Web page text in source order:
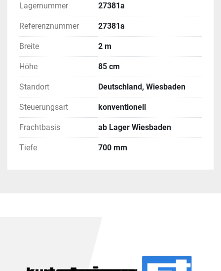
Lagernummer 27381a
Referenznummer 27381a
Breite 2 m
Höhe 85 cm
Standort Deutschland, Wiesbaden
Steuerungsart konventionell
Frachtbasis ab Lager Wiesbaden
Tiefe 700 mm